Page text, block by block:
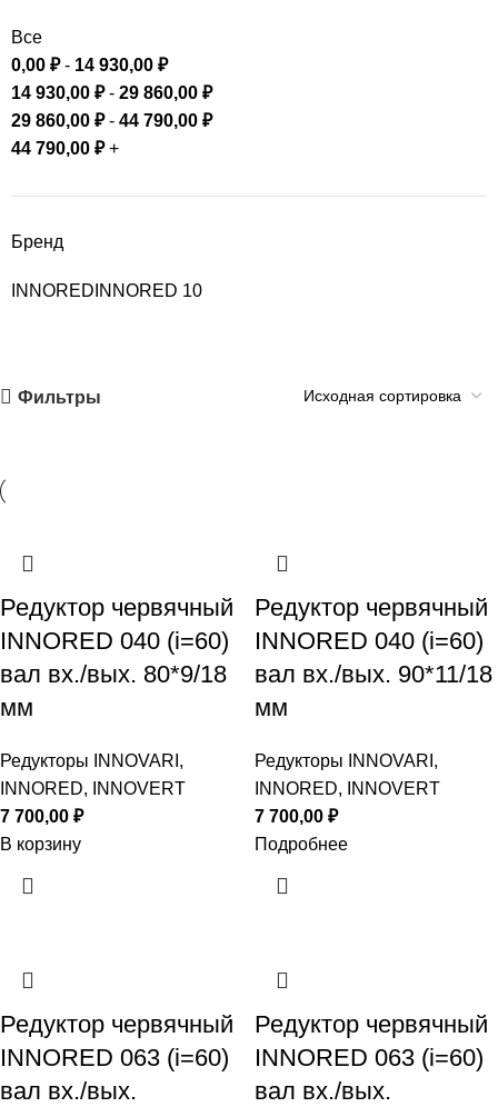
Все
0,00 ₽- 14 930,00 ₽
14 930,00 ₽- 29 860,00 ₽
29 860,00 ₽- 44 790,00 ₽
44 790,00 ₽+
Бренд
INNORED INNORED 10
Фильтры
Редуктор червячный
INNORED 040 (i=60)
вал вх./вых. 80*9/18
мм
Редукторы INNOVARI,
INNORED, INNOVERT
7 700,00 ₽
В корзину
Редуктор червячный
INNORED 040 (i=60)
вал вх./вых. 90*11/18
мм
Редукторы INNOVARI,
INNORED, INNOVERT
7 700,00 ₽
Подробнее
Редуктор червячный
INNORED 063 (i=60)
вал вх./вых.
Редуктор червячный
INNORED 063 (i=60)
вал вх./вых.